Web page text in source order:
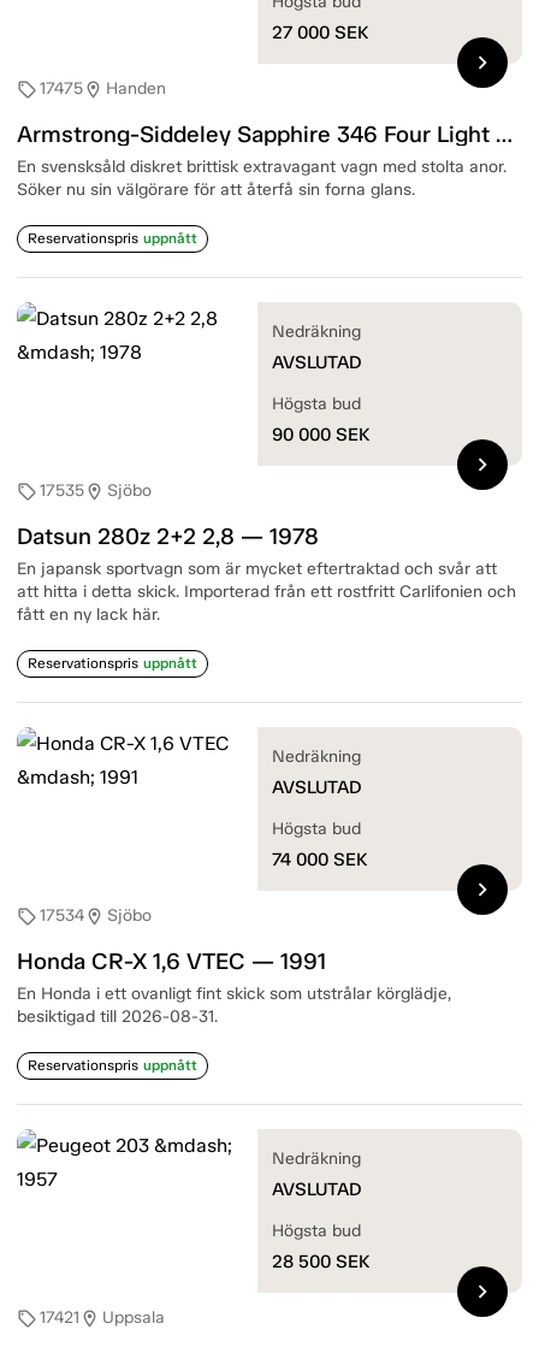
sell17475location_on Handen
Armstrong-Siddeley Sapphire 346 Four Light Saloon — 1954
En svensksåld diskret brittisk extravagant vagn med stolta anor.
Söker nu sin välgörare för att återfå sin forna glans.
Reservationspris uppnått
27 000 SEK
chevron_right
sell17535location_on Sjöbo
Datsun 280z 2+2 2,8 — 1978
En japansk sportvagn som är mycket eftertraktad och svår att
att hitta i detta skick. Importerad från ett rostfritt Carlifonien och
fått en ny lack här.
Reservationspris uppnått
Nedräkning
AVSLUTAD
Högsta bud
90 000 SEK
chevron_right
sell17534location_on Sjöbo
Honda CR-X 1,6 VTEC — 1991
En Honda i ett ovanligt fint skick som utstrålar körglädje,
besiktigad till 2026-08-31.
Reservationspris uppnått
Nedräkning
AVSLUTAD
Högsta bud
74 000 SEK
chevron_right
sell17421 location_on Uppsala
Nedräkning
AVSLUTAD
Högsta bud
28 500 SEK
chevron_right